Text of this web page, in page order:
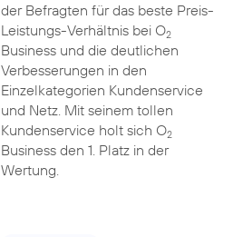
der Befragten für das beste Preis-
Leistungs-Verhältnis bei O2
Business und die deutlichen
Verbesserungen in den
Einzelkategorien Kundenservice
und Netz. Mit seinem tollen
Kundenservice holt sich O2
Business den 1. Platz in der
Wertung.